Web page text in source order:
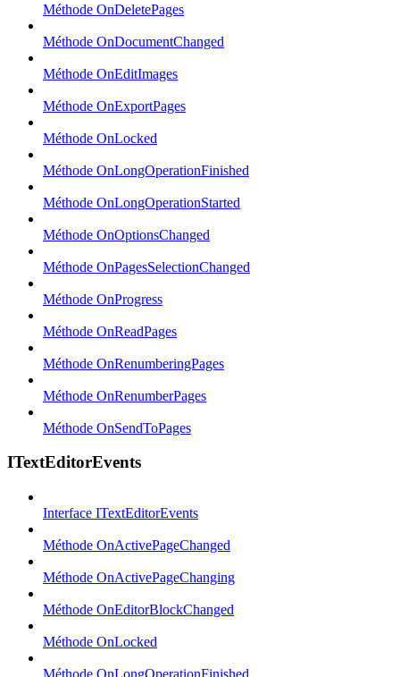
Méthode OnDeletePages
Méthode OnDocumentChanged
Méthode OnEditImages
Méthode OnExportPages
Méthode OnLocked
Méthode OnLongOperationFinished
Méthode OnLongOperationStarted
Méthode OnOptionsChanged
Méthode OnPagesSelectionChanged
Méthode OnProgress
Méthode OnReadPages
Méthode OnRenumberingPages
Méthode OnRenumberPages
Méthode OnSendToPages
ITextEditorEvents
Interface ITextEditorEvents
Méthode OnActivePageChanged
Méthode OnActivePageChanging
Méthode OnEditorBlockChanged
Méthode OnLocked